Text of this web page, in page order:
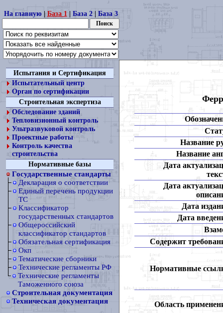
На главную| База 1| База 2| База 3
Испытания и Сертификация
Испытательный центр
Орган по сертификации
Строительная экспертиза
Обследование зданий
Тепловизионный контроль
Ультразвуковой контроль
Проектные работы
Контроль качества
строительства
Нормативные базы
Государственные стандарты
Декларация о соответствии
Единый перечень продукции
ТС
Классификатор
государственных стандартов
Общероссийский
классификатор стандартов
Обязательная сертификация
Окп
Тематические сборники
Технические регламенты РФ
Технические регламенты
Таможенного союза
Строительная документация
Техническая документация
Название
Название
Дата
Дата
Дата
Дата
Содержит
Нормативные
Область